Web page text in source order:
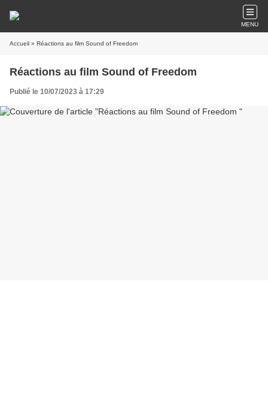
MENU
Accueil » Réactions au film Sound of Freedom
Réactions au film Sound of Freedom
Publié le 10/07/2023 à 17:29